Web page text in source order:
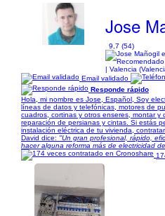
Jose
9,7 (54)
| Valencia
Email validado
Responde rápido
Hola, mi nombre es Jose, Español, Soy
líneas de datos y telefónicas, motores de
cuadros, cortinas y otros enseres, montar y
reparación de persianas y cintas. Si estás
instalación eléctrica de tu vivienda,
David dice: "Un gran profesional, rápido,
hacer alguna reforma más de electricidad